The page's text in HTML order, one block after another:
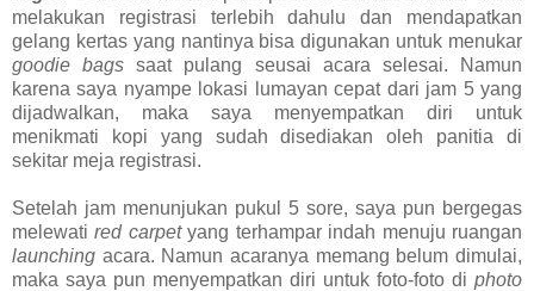
melakukan registrasi terlebih dahulu dan mendapatkan
gelang kertas yang nantinya bisa digunakan untuk menukar
goodie bags saat pulang seusai acara selesai. Namun
karena saya nyampe lokasi lumayan cepat dari jam 5 yang
dijadwalkan, maka saya menyempatkan diri untuk
menikmati kopi yang sudah disediakan oleh panitia di
sekitar meja registrasi.
Setelah jam menunjukan pukul 5 sore, saya pun bergegas
melewatired carpetyang terhampar indah menuju ruangan
launching acara. Namun acaranya memang belum dimulai,
maka saya pun menyempatkan diri untuk foto-foto di photo